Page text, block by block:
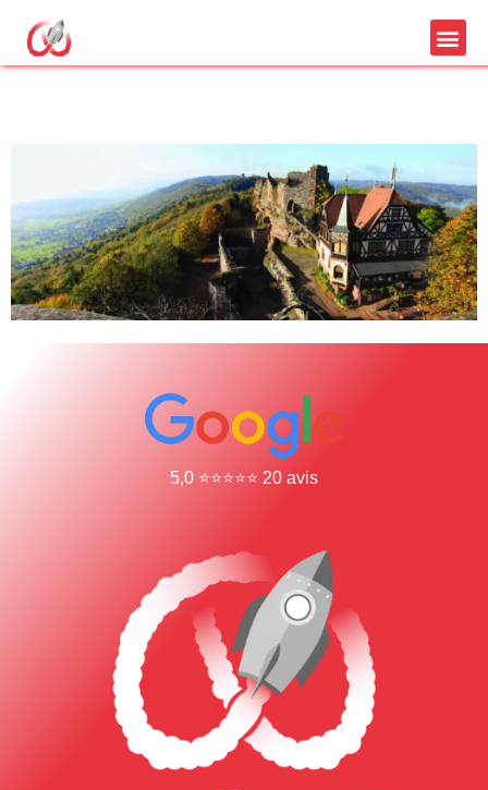
5,0 ⭐⭐⭐⭐⭐ 20 avis